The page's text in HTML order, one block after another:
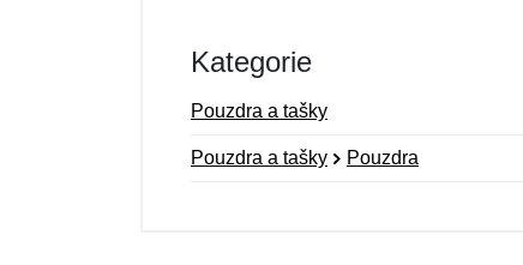
Kategorie
Pouzdra a tašky
Pouzdra a tašky Pouzdra